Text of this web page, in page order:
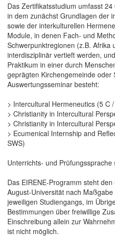
Das Zertifikatsstudium umfasst
in dem zunächst Grundlagen der
sowie der interkulturellen
Module, in denen Fach- und
Schwerpunktregionen (z.B. Afrika
interdisziplinär vertieft werden,
Praktikum in einer durch
geprägten Kirchengemeinde oder
Auswertungsseminar besteht:
> Intercultural Hermeneutics (5 C
> Christianity in Intercultural
> Christianity in Intercultural
> Ecumenical Internship and
SWS)
Unterrichts- und
Das EIRENE-Programm steht
August-Universität nach
jeweiligen Studiengangs, im
Bestimmungen über freiwillige
Einschreibung allein zur
ist nicht möglich.